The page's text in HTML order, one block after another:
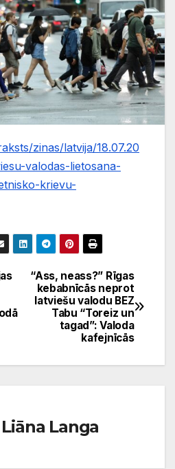
zinas/latvija/18.07.20
valodas-lietosana-
krievu-
“Ass, neass?” Rīgas
kebabnīcās neprot
latviešu valodu BEZ
Tabu “Toreiz un
tagad”: Valoda
kafejnīcās
Liāna Langa